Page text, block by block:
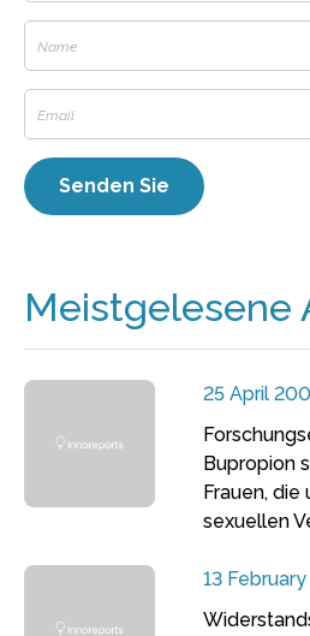
Meistgelesene
25 April
Bupropion
Frauen,
sexuellen
13